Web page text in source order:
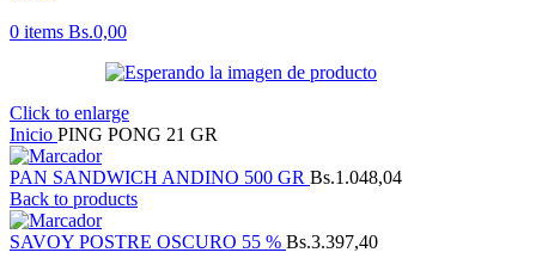
0 items Bs.0,00
Click to enlarge
Inicio PING PONG 21 GR
PAN SANDWICH ANDINO 500 GR Bs.1.048,04
Back to products
SAVOY POSTRE OSCURO 55 % Bs.3.397,40